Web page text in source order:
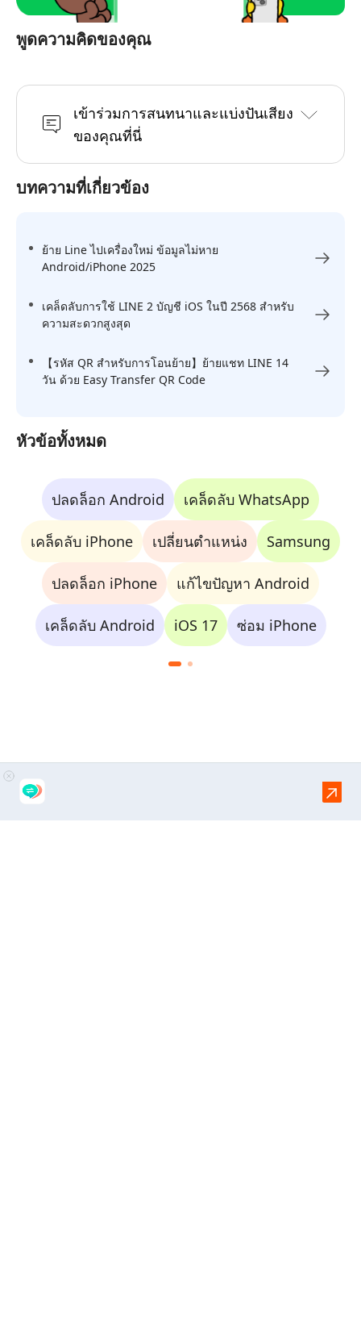
พูดความคิดของคุณ
เข้าร่วมการสนทนาและแบ่งปันเสียง
ของคุณที่นี่
บทความที่เกี่ยวข้อง
ย้าย Line ไปเครื่องใหม่ ข้อมูลไม่หาย
Android/iPhone 2025
เคล็ดลับการใช้ LINE 2 บัญชี iOS ในปี 2568 สำหรับ
ความสะดวกสูงสุด
【รหัส QR สำหรับการโอนย้าย】ย้ายแชท LINE 14
วัน ด้วย Easy Transfer QR Code
หัวข้อทั้งหมด
ปลดล็อก Android เคล็ดลับ WhatsApp
เคล็ดลับ iPhone เปลี่ยนตำแหน่ง Samsung
ปลดล็อก iPhone แก้ไขปัญหา Android
เคล็ดลับ Android iOS 17 ซ่อม iPhone